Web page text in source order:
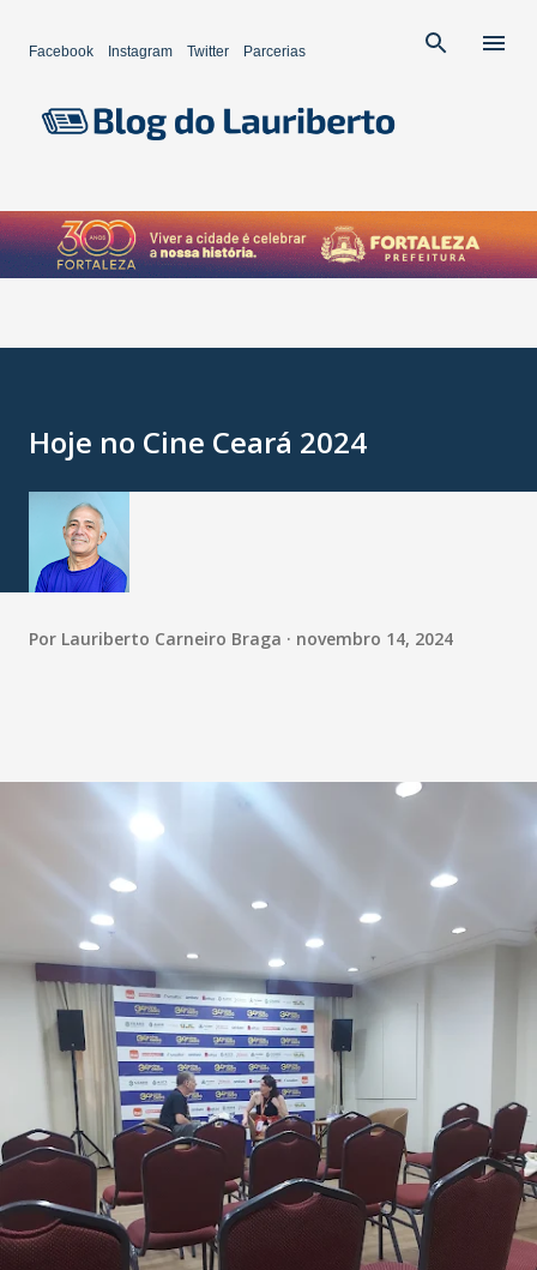
Facebook Instagram Twitter Parcerias
Hoje no Cine Ceará 2024
Por Lauriberto Carneiro Braga novembro 14, 2024